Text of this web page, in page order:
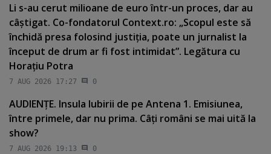
Li s-au cerut milioane de euro într-un proces, dar au
câştigat. Co-fondatorul Context.ro: „Scopul este să
închidă presa folosind justiţia, poate un jurnalist la
început de drum ar fi fost intimidat”. Legătura cu
Horaţiu Potra
7 AUG 2026 17:27 0
AUDIENŢE. Insula Iubirii de pe Antena 1. Emisiunea,
între primele, dar nu prima. Câţi români se mai uită la
show?
7 AUG 2026 19:13 0